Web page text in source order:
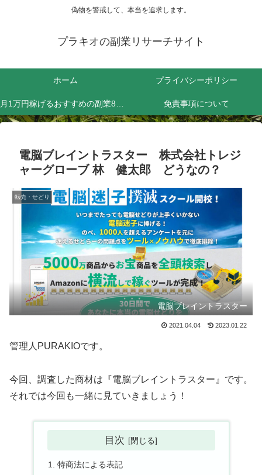
偽物を警戒して、本当を追求します。
プラキオの副業リサーチサイト
ホーム プライバシーポリシー
月1万円稼げるおすすめの副業8選！効率よく稼ぐためにやるべきことは？ 免責事項について
電脳ブレイントラスター 株式会社トレジ
ャーグローブ 林 健太郎 どうなの？
転売・せどり
電脳ブレイントラスター
2021.04.04 2023.01.22
管理人PURAKIOです。
今回、調査した商材は『電脳ブレイントラスター』です。
それでは今回も一緒に見ていきましょう！
目次
特商法による表記